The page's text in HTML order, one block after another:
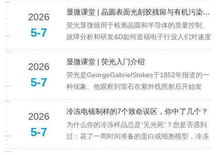
具。但在实际应用中，大量样品失败并非源于成
像环节，而是发生在冷冻制样阶段。本文基于典
型实验实践，总结冷冻电镜制...
2026
5-7
显微课堂 | 晶圆表面光刻胶残留与有机污染物可视化检测
荧光显微镜用于检测晶圆和半导体的质量控制、
故障分析和研发&D如何造福电子行业人们对速度
更快的电子设备（智能手机、电脑、平板电脑、
显示器等）的需求日益增长，这促使集成电路芯
片和半导体元件的图案化尺寸不断缩小到10纳米
以下[1-3]。为了实现更...
2026
5-7
显微课堂 | 荧光入门介绍
荧光是GeorgeGabrielStokes于1852年报道的一
种现象。他观察到萤石在紫外线照射后开始发
光。荧光是光致发光的一种形式，是指一种材料
被光照射后会发射出光子。发射光的波长比激发
光更长。这种效应又称为斯托克斯位移。以荧光
为工具在显...
2026
5-7
冷冻电镜制样的7个致命误区，你中了几个？
为什么你的冷冻样品总是“见光死”？您是否遇到
过：花了一周时间准备的蛋白或细胞模型，冷冻
制样后镜下观察——“全是冰晶，结构全无”。同